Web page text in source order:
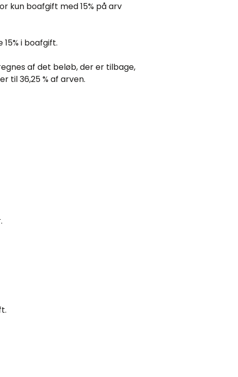
kun boafgift med 15% på arv
i boafgift.
af det beløb, der er tilbage,
til 36,25 % af arven.